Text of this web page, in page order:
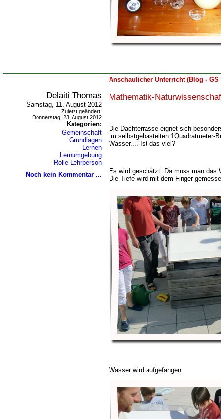
Anschaulicher Unterricht (Blog - GS
Delaiti Thomas
Samstag, 11. August 2012
Zuletzt geändert:
Donnerstag, 23. August 2012
Kategorien:
Gemeinschaft
Grundlagen
Lernen
Lernumgebung
Rolle Lehrperson
Noch kein Kommentar ...
Mathematik-
Die Dachterrasse eignet sich
Im selbstgebastelten 1Quadratmeter-
Wasser.... Ist das viel?
Es wird geschätzt. Da muss man das
Die Tiefe wird mit dem Finger
Wasser wird aufgefangen.